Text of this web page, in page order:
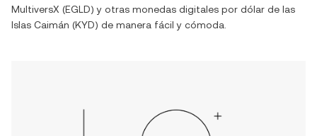
MultiversX (EGLD) y otras monedas digitales por dólar de las
Islas Caimán (KYD) de manera fácil y cómoda.